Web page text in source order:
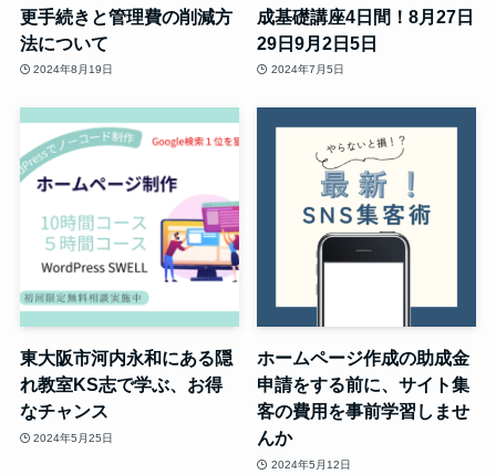
更手続きと管理費の削減方
法について
2024年8月19日
成基礎講座4日間！8月27日
29日9月2日5日
2024年7月5日
東大阪市河内永和にある隠
れ教室KS志で学ぶ、お得
なチャンス
2024年5月25日
ホームページ作成の助成金
申請をする前に、サイト集
客の費用を事前学習しませ
んか
2024年5月12日